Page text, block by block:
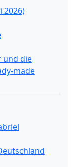
2026)
und die
made